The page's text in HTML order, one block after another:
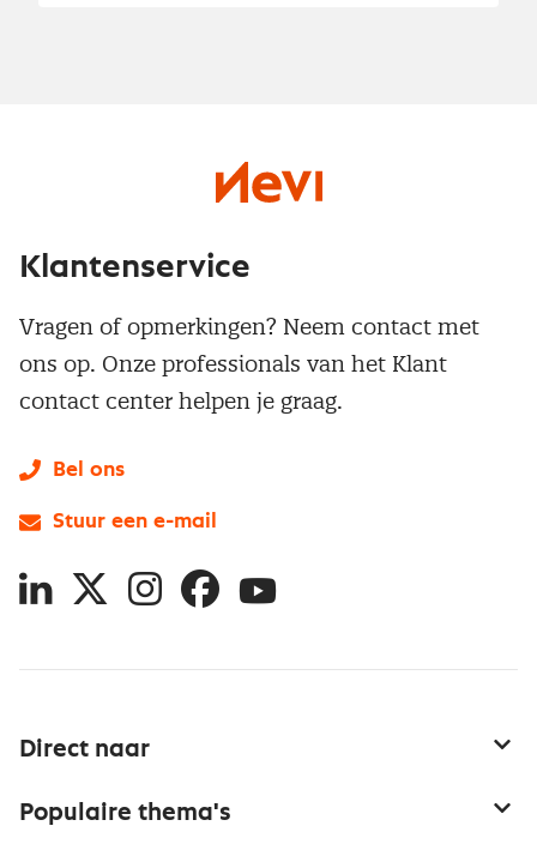
Direct naar
Populaire thema's
Klantenservice
Vragen of opmerkingen? Neem contact met
ons op. Onze professionals van het Klant
contact center helpen je graag.
Bel ons
Stuur een e-mail
LinkedIn
X InstagramFacebookYouTube